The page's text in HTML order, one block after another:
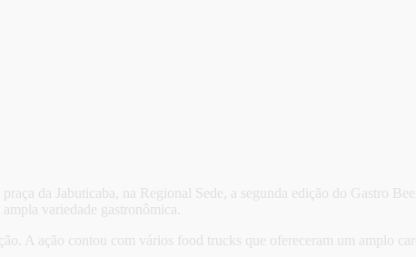
da Jabuticaba, na Regional Sede, a segunda edição do Gastro
variedade gastronômica.
A ação contou com vários food trucks que ofereceram um amplo